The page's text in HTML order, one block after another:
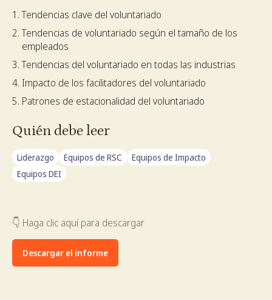
Tendencias clave del voluntariado
Tendencias de voluntariado según el tamaño de los
empleados
Tendencias del voluntariado en todas las industrias
Impacto de los facilitadores del voluntariado
Patrones de estacionalidad del voluntariado
Quién debe leer
Liderazgo Equipos de RSC
Equipos de Impacto
Equipos DEI
👇 Haga clic aquí para descargar
Descargar el informe